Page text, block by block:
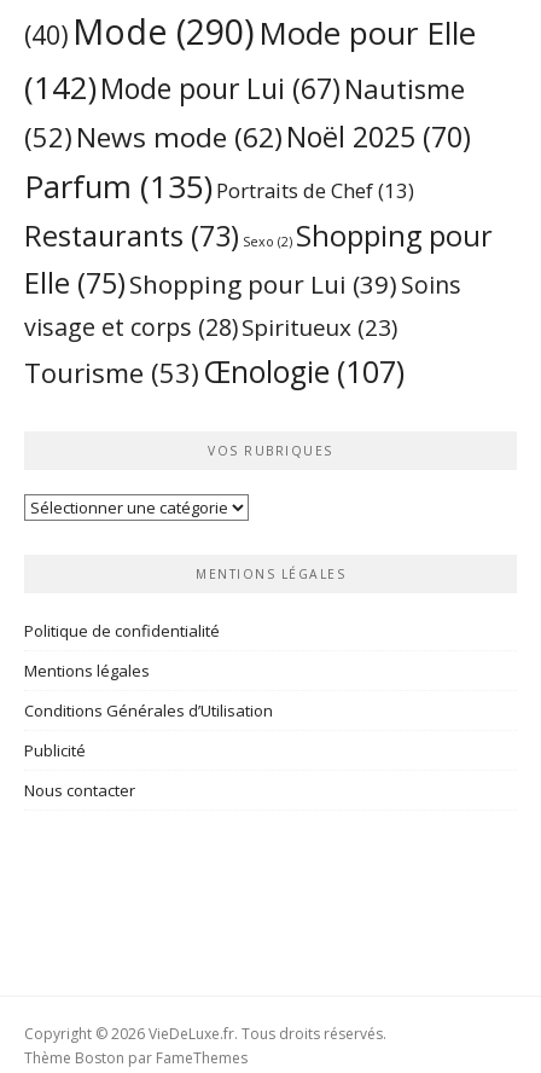
(40) Mode (290)Mode pour Elle
(142)Mode pour Lui (67) Nautisme
(52) News mode (62)Noël 2025 (70)
Parfum (135)Portraits de Chef(13)
Restaurants (73) Sexo (2) Shopping pour
Elle (75)Shopping pour Lui (39)Soins
visage et corps (28)Spiritueux (23)
Tourisme (53) Œnologie (107)
VOS RUBRIQUES
Vos
MENTIONS LÉGALES
Politique de confidentialité
Mentions légales
Conditions Générales d’Utilisation
Publicité
Nous contacter
Copyright © 2026 VieDeLuxe.fr. Tous droits réservés.
Thème Boston par FameThemes